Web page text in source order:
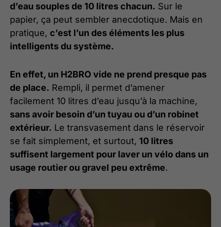
d’eau souples de 10 litres chacun. Sur le
papier, ça peut sembler anecdotique. Mais en
pratique, c’est l’un des éléments les plus
intelligents du système.
En effet, un H2BRO vide ne prend presque pas
de place. Rempli, il permet d’amener
facilement 10 litres d’eau jusqu’à la machine,
sans avoir besoin d’un tuyau ou d’un robinet
extérieur. Le transvasement dans le réservoir
se fait simplement, et surtout, 10 litres
suffisent largement pour laver un vélo dans un
usage routier ou gravel peu extrême.